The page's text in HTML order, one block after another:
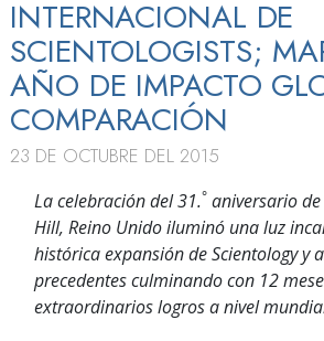
INTERNACIONAL DE
SCIENTOLOGISTS;
AÑO DE IMPACTO
COMPARACIÓN
23 DE OCTUBRE DEL 2015
La celebración del 31.°aniversario de
Hill, Reino Unido iluminó una luz
histórica expansión de Scientology y
precedentes culminando con 12
extraordinarios logros a nivel